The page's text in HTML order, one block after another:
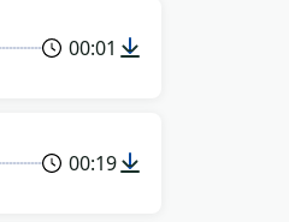
00:01
00:19